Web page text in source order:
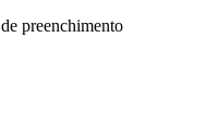
preenchimento